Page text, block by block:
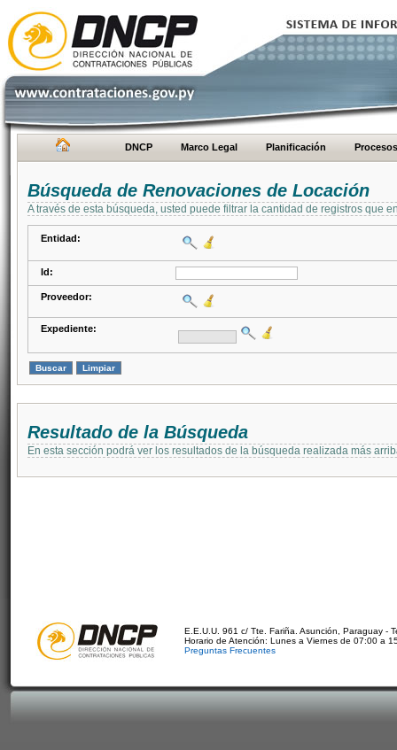
DNCP Marco Legal Planificación Procesos
Búsqueda de Renovaciones de Locación
A través de esta búsqueda, usted puede filtrar la cantidad de registros que
Entidad:
Id:
Proveedor:
Expediente:
Resultado de la Búsqueda
En esta sección podrá ver los resultados de la búsqueda realizada más
E.E.U.U. 961 c/ Tte. Fariña. Asunción, Paraguay -
Horario de Atención: Lunes a Viernes de 07:00 a
Preguntas Frecuentes